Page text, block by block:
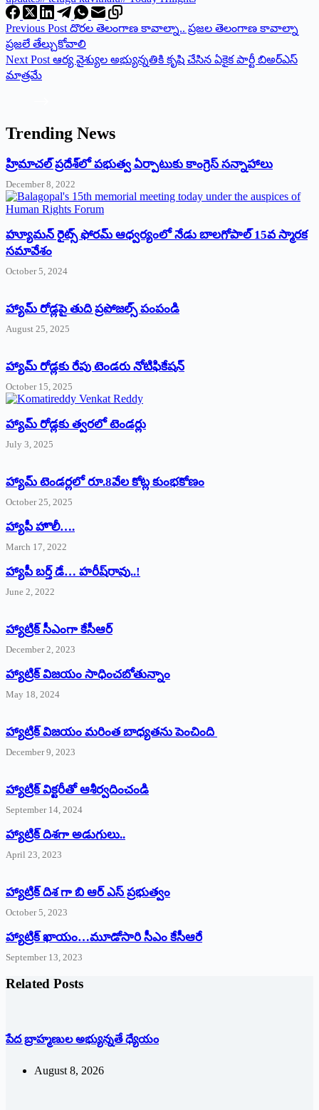
Previous Post దొరల తెలంగాణ కావాల్నా.. ప్రజల తెలంగాణ కావాల్నా
ప్రజలే తేల్చుకోవాలి
Next Post ఆర్య వైశ్యుల అభ్యున్నతికి కృషి చేసిన ఏకైక పార్టీ బిఅర్ఎస్
మాత్రమే
Trending News
‌హ్రిమాచల్‌ ‌ప్రదేశ్‌లో పభుత్వ ఏర్పాటుకు కాంగ్రెస్‌ ‌సన్నాహాలు
December 8, 2022
హ్యూమన్‌ రైట్స్‌ ఫోరమ్‌ ఆధ్వర్యంలో నేడు బాలగోపాల్‌ 15వ స్మారక
సమావేశం
October 5, 2024
హ్యామ్‌ రోడ్లపై తుది ప్రపోజల్స్‌ పంపండి
August 25, 2025
హ్యామ్‌ రోడ్లకు రేపు టెండరు నోటిఫికేషన్‌
October 15, 2025
హ్యామ్‌ రోడ్లకు త్వరలో టెండర్లు
July 3, 2025
హ్యామ్‌ ‌టెండర్లలో రూ.8వేల కోట్ల కుంభకోణం
October 25, 2025
హ్యాపీ హొలీ….
March 17, 2022
హ్యాపీ బర్త్ ‌డే… హరీష్‌రావు..!
June 2, 2022
హ్యాట్రిక్‌ ‌సీఎంగా కేసీఆర్‌
December 2, 2023
హ్యాట్రిక్‌ విజయం సాధించబోతున్నాం
May 18, 2024
హ్యాట్రిక్ విజయం మరింత బాధ్యతను పెంచింది
December 9, 2023
హ్యాట్రిక్‌ ‌విక్టరీతో ఆశీర్వదించండి
September 14, 2024
‌హ్యాట్రిక్‌ ‌దిశగా అడుగులు..
April 23, 2023
హ్యాట్రిక్ దిశ గా బి ఆర్ ఎస్ ప్రభుత్వం
October 5, 2023
హ్యాట్రిక్‌ ‌ఖాయం…మూడోసారి సీఎం కేసీఆరే
September 13, 2023
Related Posts
పేద బ్రాహ్మణుల అభ్యున్నతే ధ్యేయం
August 8, 2026